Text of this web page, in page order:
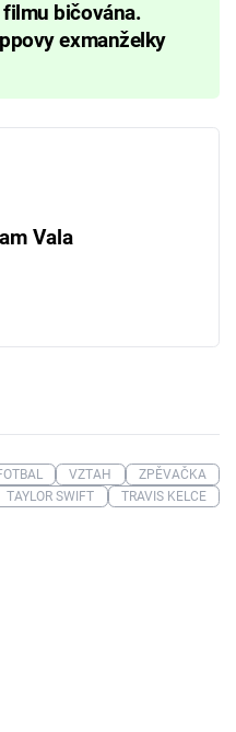
bičována.
exmanželky
Vala
VZTAH
ZPĚVAČKA
TAYLOR SWIFT TRAVIS KELCE